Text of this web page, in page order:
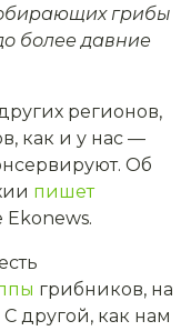
грибы
более давние
регионов,
как и у нас —
Об
пишет
Ekonews.
грибников, на
другой, как нам